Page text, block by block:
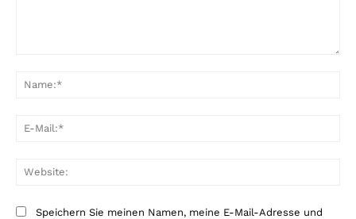
Speichern Sie meinen Namen, meine E-Mail-Adresse und